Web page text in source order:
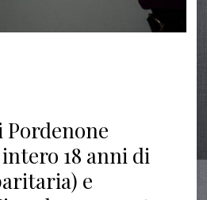
18 anni di
e